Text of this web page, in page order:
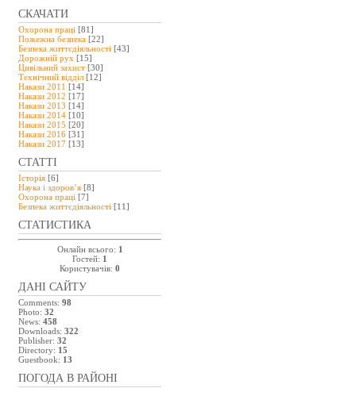
СКАЧАТИ
Охорона праці [81]
Пожежна безпека [22]
Безпека життєдіяльності [43]
Дорожній рух [15]
Цивільний захист [30]
Технічний відділ [12]
Накази 2011 [14]
Накази 2012 [17]
Накази 2013 [14]
Накази 2014 [10]
Накази 2015 [20]
Накази 2016 [31]
Накази 2017 [13]
СТАТТІ
Історія [6]
Наука і здоров’я [8]
Охорона праці [7]
Безпeка життєдіяльності [11]
СТАТИСТИКА
Онлайн всього: 1
Гостей: 1
Користувачів: 0
ДАНІ САЙТУ
Comments: 98
Photo: 32
News: 458
Downloads: 322
Publisher: 32
Directory: 15
Guestbook: 13
ПОГОДА В РАЙОНІ